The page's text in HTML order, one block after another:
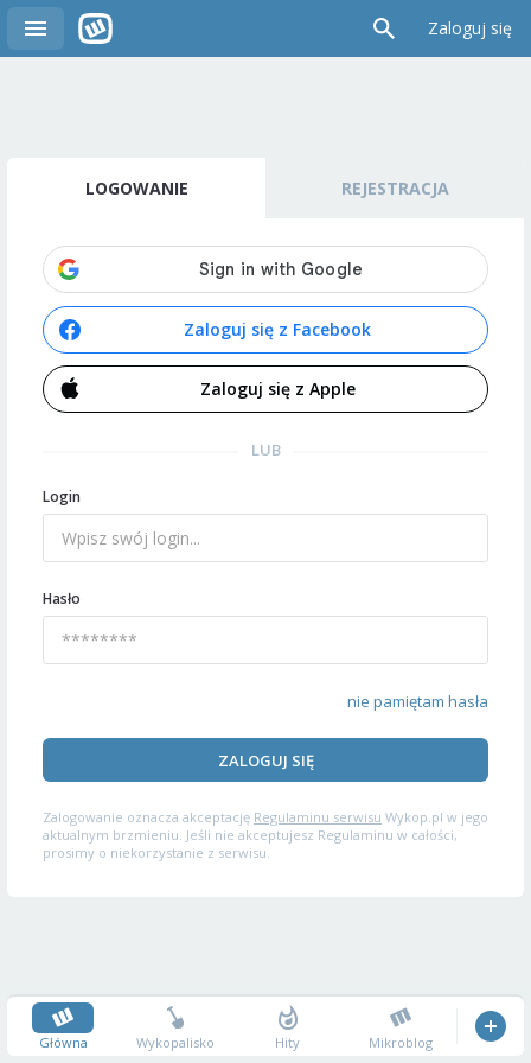
Zaloguj się
LOGOWANIE REJESTRACJA
Zaloguj się z Facebook
Zaloguj się z Apple
LUB
Login
Hasło
nie pamiętam hasła
ZALOGUJ SIĘ
Zalogowanie oznacza akceptację Regulaminu serwisu Wykop.pl w jego
aktualnym brzmieniu. Jeśli nie akceptujesz Regulaminu w całości,
prosimy o niekorzystanie z serwisu.
Główna Wykopalisko Hity Mikroblog